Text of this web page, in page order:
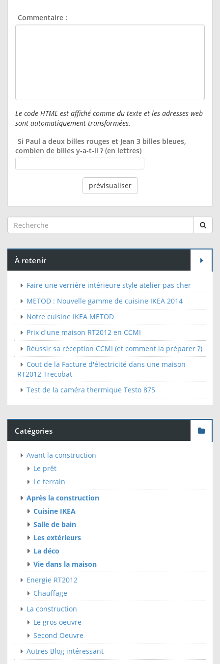
Commentaire :
Le code HTML est affiché comme du texte et les adresses web
sont automatiquement transformées.
Si Paul a deux billes rouges et Jean 3 billes bleues,
combien de billes y-a-t-il ? (en lettres)
À retenir
Faire une verrière intérieure style atelier pas cher
METOD : Nouvelle gamme de cuisine IKEA 2014
Notre cuisine IKEA METOD
Prix d'une maison RT2012 en CCMI
Réussir sa réception CCMI (et comment la préparer ?)
Cout de la Facture d'électricité dans une maison
RT2012 Trecobat
Test de la caméra thermique Testo 875
Catégories
Avant la construction
Le prêt
Le terrain
Après la construction
Cuisine IKEA
Salle de bain
Les extérieurs
La déco
Vie dans la maison
Energie RT2012
Chauffage
La construction
Le gros oeuvre
Second Oeuvre
Autres Blog intéressant